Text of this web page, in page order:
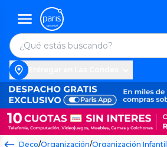
Deco/Organización/Organización Infantil